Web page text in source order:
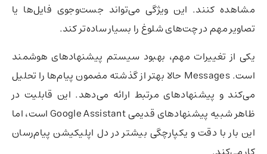
مشاهده کنند. این ویژگی می‌تواند جست‌وجوی فایل‌ها یا
تصاویر مهم در چت‌های شلوغ را بسیار ساده‌تر کند.
یکی از تغییرات مهم، بهبود سیستم پیشنهادهای هوشمند
است. Messages حالا بهتر از گذشته مضمون پیام‌ها را تحلیل
می‌کند و پیشنهادهای مرتبط ارائه می‌دهد. این قابلیت در
ظاهر شبیه پیشنهادهای قدیمی Google Assistant است، اما
این بار با دقت و یکپارچگی بیشتر در دل اپلیکیشن پیام‌رسان